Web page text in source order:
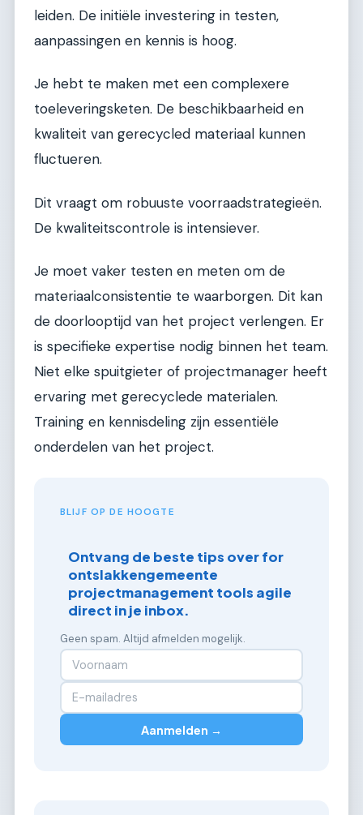
leiden. De initiële investering in testen,
aanpassingen en kennis is hoog.
Je hebt te maken met een complexere
toeleveringsketen. De beschikbaarheid en
kwaliteit van gerecycled materiaal kunnen
fluctueren.
Dit vraagt om robuuste voorraadstrategieën.
De kwaliteitscontrole is intensiever.
Je moet vaker testen en meten om de
materiaalconsistentie te waarborgen. Dit kan
de doorlooptijd van het project verlengen. Er
is specifieke expertise nodig binnen het team.
Niet elke spuitgieter of projectmanager heeft
ervaring met gerecyclede materialen.
Training en kennisdeling zijn essentiële
onderdelen van het project.
BLIJF OP DE HOOGTE
Ontvang de beste tips over for
ontslakkengemeente
projectmanagement tools agile
direct in je inbox.
Geen spam. Altijd afmelden mogelijk.
Aanmelden →